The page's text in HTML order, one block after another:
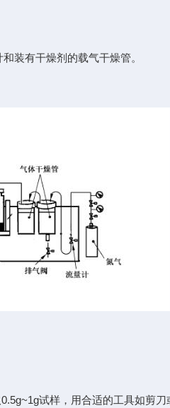
装有干燥剂的载气干燥管。
试样，用合适的工具如剪刀